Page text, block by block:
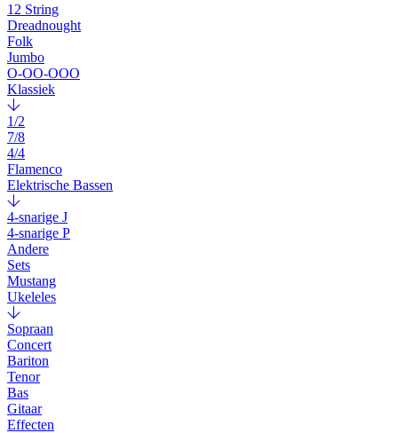
12 String
Dreadnought
Folk
Jumbo
O-OO-OOO
Klassiek
1/2
7/8
4/4
Flamenco
Elektrische Bassen
4-snarige J
4-snarige P
Andere
Sets
Mustang
Ukeleles
Sopraan
Concert
Bariton
Tenor
Bas
Gitaar
Effecten